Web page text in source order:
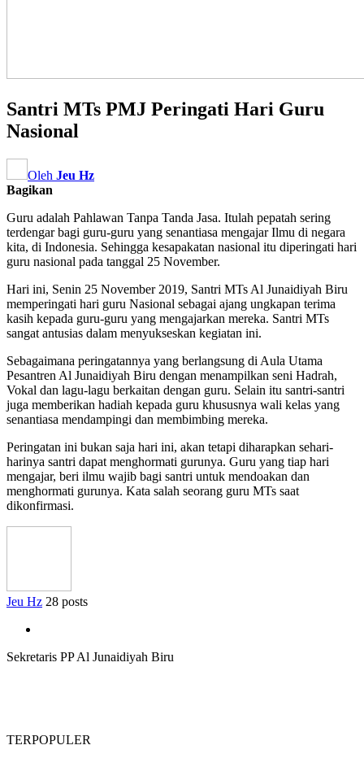
Santri MTs PMJ Peringati Hari Guru
Nasional
Oleh Jeu Hz
Bagikan
Guru adalah Pahlawan Tanpa Tanda Jasa. Itulah pepatah sering
terdengar bagi guru-guru yang senantiasa mengajar Ilmu di negara
kita, di Indonesia. Sehingga kesapakatan nasional itu diperingati hari
guru nasional pada tanggal 25 November.
Hari ini, Senin 25 November 2019, Santri MTs Al Junaidiyah Biru
memperingati hari guru Nasional sebagai ajang ungkapan terima
kasih kepada guru-guru yang mengajarkan mereka. Santri MTs
sangat antusias dalam menyukseskan kegiatan ini.
Sebagaimana peringatannya yang berlangsung di Aula Utama
Pesantren Al Junaidiyah Biru dengan menampilkan seni Hadrah,
Vokal dan lagu-lagu berkaitan dengan guru. Selain itu santri-santri
juga memberikan hadiah kepada guru khususnya wali kelas yang
senantiasa mendampingi dan membimbing mereka.
Peringatan ini bukan saja hari ini, akan tetapi diharapkan sehari-
harinya santri dapat menghormati gurunya. Guru yang tiap hari
mengajar, beri ilmu wajib bagi santri untuk mendoakan dan
menghormati gurunya. Kata salah seorang guru MTs saat
dikonfirmasi.
Jeu Hz 28 posts
Sekretaris PP Al Junaidiyah Biru
TERPOPULER